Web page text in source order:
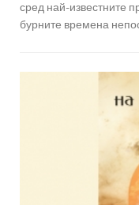
сред най-известните
бурните времена